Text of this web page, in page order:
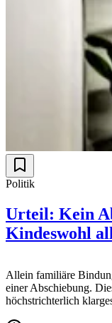
Politik
Urteil: Kein
Kindeswohl
Allein familiäre
einer Abschiebung.
höchstrichterlich